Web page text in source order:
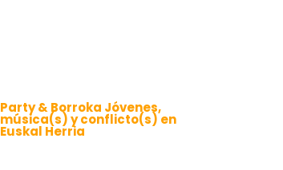
Party & Borroka Jóvenes,
música(s) y conflicto(s) en
Euskal Herria